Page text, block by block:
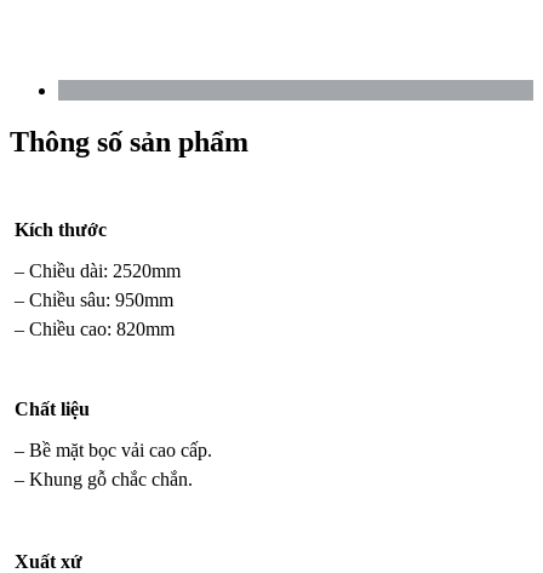
Thông số sản phẩm
Kích thước
– Chiều dài: 2520mm
– Chiều sâu: 950mm
– Chiều cao: 820mm
Chất liệu
– Bề mặt bọc vải cao cấp.
– Khung gỗ chắc chắn.
Xuất xứ